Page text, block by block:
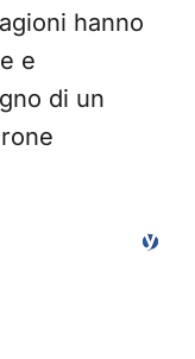
hanno
e
di un